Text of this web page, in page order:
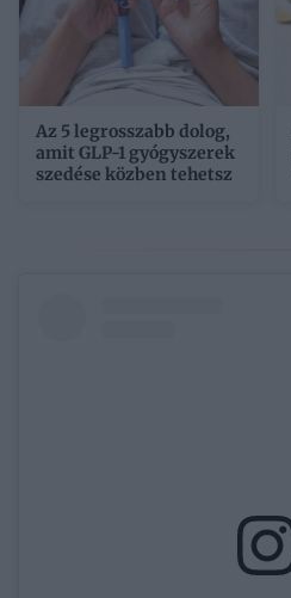
Az 5 legrosszabb dolog,
amit GLP-1 gyógyszerek
szedése közben tehetsz